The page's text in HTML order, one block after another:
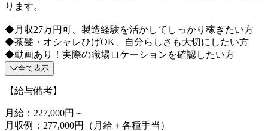
ります。
◆月収27万円可、製造経験を活かしてしっかり稼ぎたい方
◆茶髪・オシャレひげOK、自分らしさも大切にしたい方
◆動画あり！実際の職場ロケーションを確認したい方
全て表示
【給与備考】
月給：227,000円～
月収例：277,000円（月給＋各種手当）